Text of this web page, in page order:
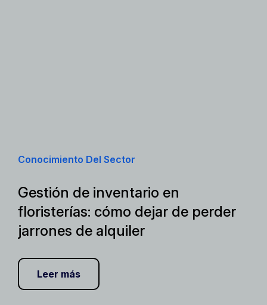
Conocimiento Del Sector
Gestión de inventario en
floristerías: cómo dejar de perder
jarrones de alquiler
Leer más